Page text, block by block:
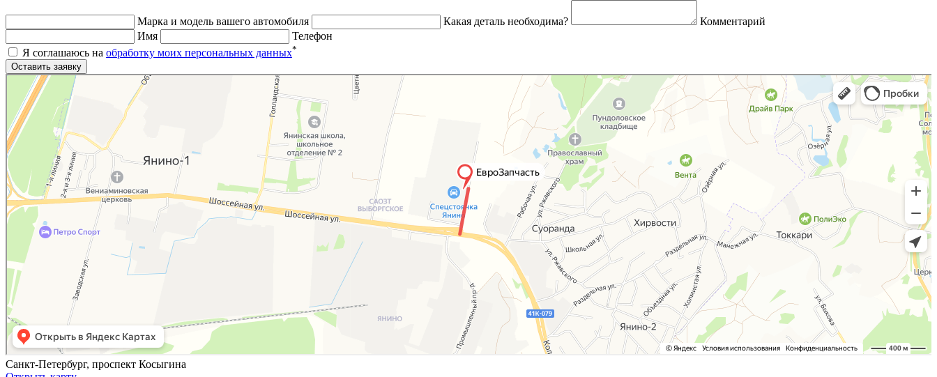
Марка и модель вашего автомобиля Какая деталь необходима?
Комментарий
Имя
Телефон
Я соглашаюсь на обработку моих персональных данных*
Яндекс.Карты
Яндекс.Карты — поиск мест и адресов, городской транспорт
Санкт-Петербург, проспект Косыгина